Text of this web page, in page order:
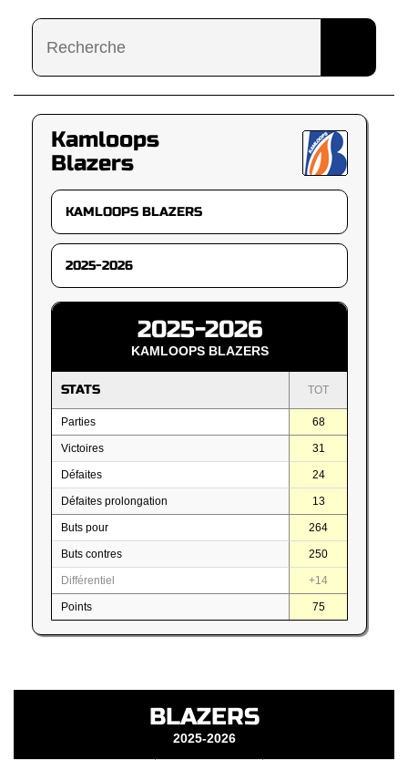
Kamloops
Blazers
2025-2026
KAMLOOPS BLAZERS
STATS TOT
Parties 68
Victoires 31
Défaites 24
Défaites prolongation 13
Buts pour 264
Buts contres 250
Différentiel +14
Points 75
BLAZERS
2025-2026